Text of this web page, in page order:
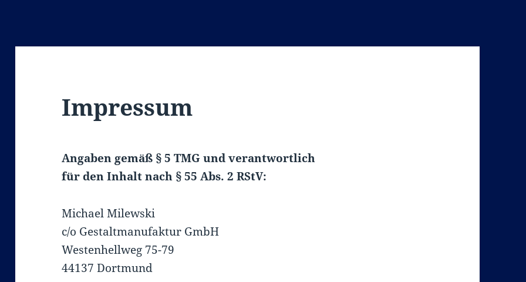
Impressum
Angaben gemäß § 5 TMG und verantwortlich
für den Inhalt nach § 55 Abs. 2 RStV:
Michael Milewski
c/o Gestaltmanufaktur GmbH
Westenhellweg 75-79
44137 Dortmund